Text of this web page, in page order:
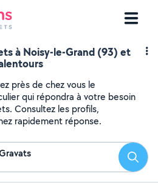
à Noisy-le-Grand (93) et
près de chez vous le
qui répondra à votre besoin
Consultez les profils,
rapidement réponse.